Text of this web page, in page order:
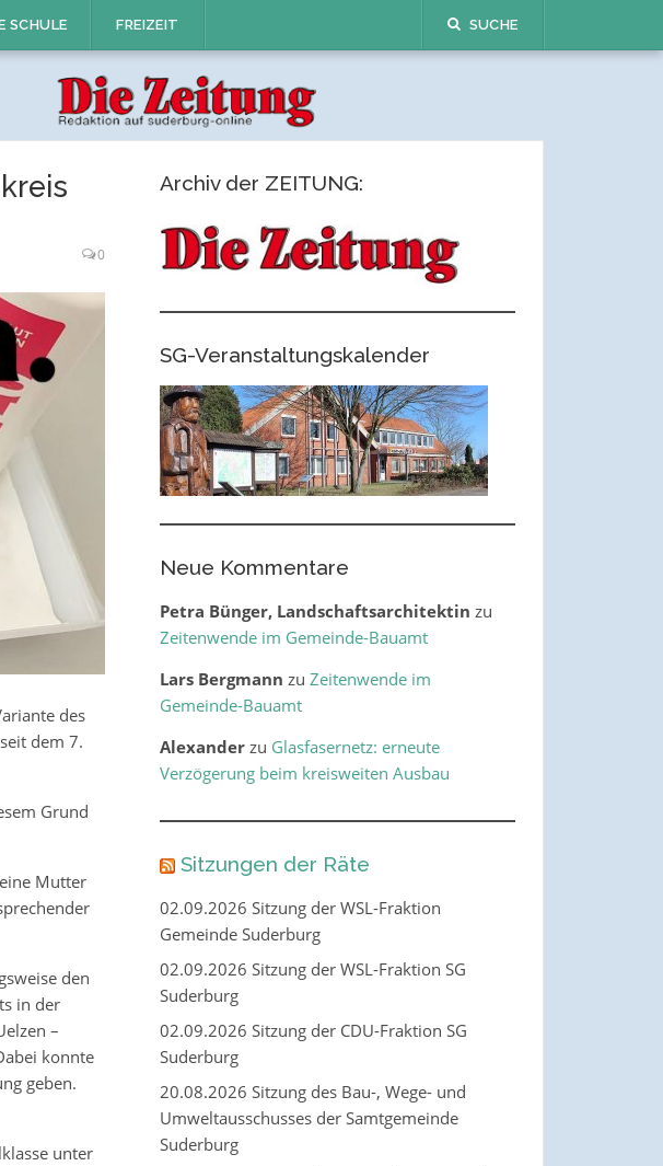
SCHULE FREIZEIT SUCHE
0
des
dem 7.
Grund
Mutter
den
in der
–
konnte
geben.
unter
Archiv der ZEITUNG:
SG-Veranstaltungskalender
Neue Kommentare
Petra Bünger, Landschaftsarchitektin zu
Zeitenwende im Gemeinde-Bauamt
Lars Bergmann zu Zeitenwende im
Gemeinde-Bauamt
Alexanderzu Glasfasernetz: erneute
Verzögerung beim kreisweiten Ausbau
Sitzungen der Räte
02.09.2026 Sitzung der WSL-Fraktion
Gemeinde Suderburg
02.09.2026 Sitzung der WSL-Fraktion SG
Suderburg
02.09.2026 Sitzung der CDU-Fraktion SG
Suderburg
20.08.2026 Sitzung des Bau-, Wege- und
Umweltausschusses der Samtgemeinde
Suderburg